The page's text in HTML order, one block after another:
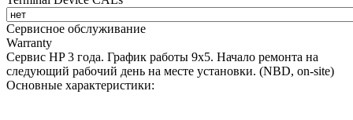
Сервисное обслуживание
Warranty
Сервис HP 3 года. График работы 9х5. Начало ремонта на
следующий рабочий день на месте установки. (NBD, on-site)
Основные характеристики: